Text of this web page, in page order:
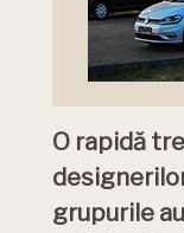
O rapidă
grupurile